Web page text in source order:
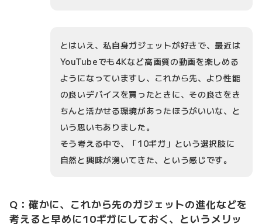
とはいえ、私自身ガジェットが好きで、最近は
YouTubeでも4Kなど高画質の動画を楽しめる
ようになっていますし、これから先、より性能
の良いデバイスを買ったときに、その良さをき
ちんと活かせる環境があったほうがいいな、と
いう思いもありました。
そう考える中で、「10ギガ」という選択肢に
自然と興味が湧いてきた、という感じです。
Q：確かに、これから先のガジェットの進化などを
考えると早めに10ギガにしておく、というメリッ